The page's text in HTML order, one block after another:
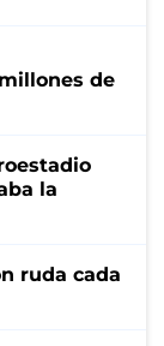
de
la
ruda cada